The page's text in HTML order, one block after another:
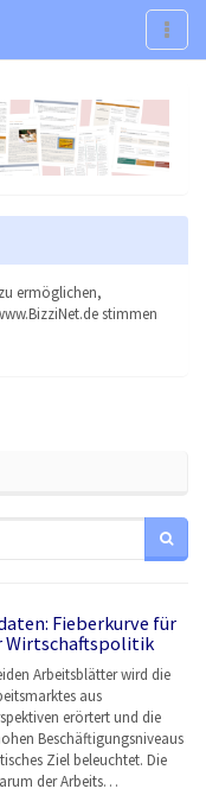
ermöglichen,
stimmen
Fieberkurve für
Wirtschaftspolitik
Arbeitsblätter wird die
aus
erörtert und die
Beschäftigungsniveaus
Ziel beleuchtet. Die
der Arbeits…